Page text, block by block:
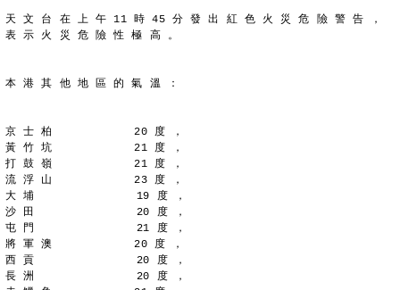
天 文 台 在 上 午 11 時 45 分 發 出 紅 色 火 災 危 險 警 告 ，
表 示 火 災 危 險 性 極 高 。
本 港 其 他 地 區 的 氣 溫 ：
京 士 柏            20 度 ，
黃 竹 坑            21 度 ，
打 鼓 嶺            21 度 ，
流 浮 山            23 度 ，
大 埔               19 度 ，
沙 田               20 度 ，
屯 門               21 度 ，
將 軍 澳            20 度 ，
西 貢               20 度 ，
長 洲               20 度 ，